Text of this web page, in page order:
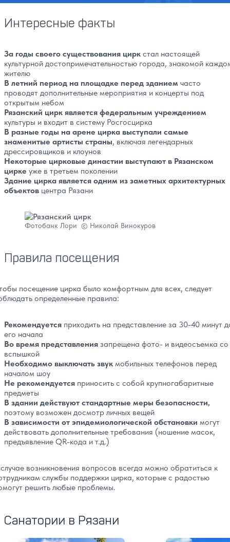
Интересные факты
За годы своего существования цирк стал настоящей
культурной достопримечательностью города, знакомой
жителю
В летний период на площадке перед зданием часто
проводят дополнительные мероприятия и концерты под
открытым небом
Рязанский цирк является федеральным учреждением
культуры и входит в систему Росгосцирка
В разные годы на арене цирка выступали самые
знаменитые артисты страны, включая легендарных
дрессировщиков и клоунов
Некоторые цирковые династии выступают в Рязанском
цирке уже в третьем поколении
Здание цирка является одним из заметных архитектурных
объектов центра Рязани
Фотобанк Лори © Николай Винокуров
Правила посещения
посещение цирка было комфортным для всех, следует
определенные правила:
Рекомендуется приходить на представление за 30-40 минут
его начала
Во время представления запрещена фото- и видеосъемка со
вспышкой
Необходимо выключать звук мобильных телефонов перед
началом шоу
Не рекомендуется приносить с собой крупногабаритные
предметы
В здании действуют стандартные меры безопасности,
поэтому возможен досмотр личных вещей
В зависимости от эпидемиологической обстановки могут
действовать дополнительные требования (ношение масок,
предъявление QR-кода и т.д.)
возникновения вопросов всегда можно обратиться к
службы поддержки цирка, которые с радостью
решить любые проблемы.
Санатории в Рязани